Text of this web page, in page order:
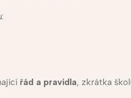
řád a pravidla, zkrátka